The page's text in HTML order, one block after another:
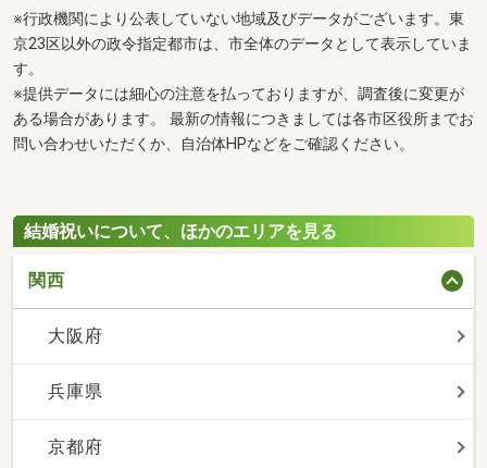
※行政機関により公表していない地域及びデータがございます。東
京23区以外の政令指定都市は、市全体のデータとして表示していま
す。
※提供データには細心の注意を払っておりますが、調査後に変更が
ある場合があります。 最新の情報につきましては各市区役所までお
問い合わせいただくか、自治体HPなどをご確認ください。
結婚祝いについて、ほかのエリアを見る
関西
大阪府
兵庫県
京都府